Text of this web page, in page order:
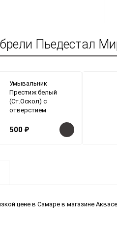
Пьедестал
Умывальник
Престиж белый
(Ст.Оскол) с
отверстием
500 ₽
цене в Самаре в магазине